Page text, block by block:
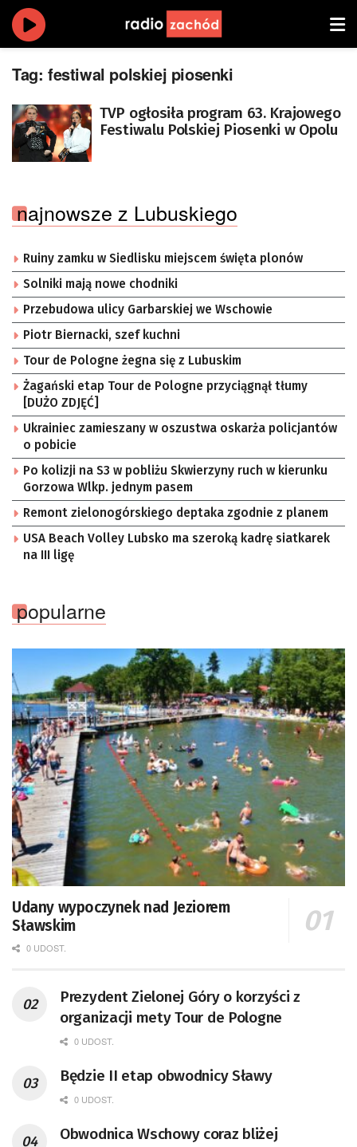
Tag: festiwal polskiej piosenki
TVP ogłosiła program 63. Krajowego
Festiwalu Polskiej Piosenki w Opolu
najnowsze z Lubuskiego
Ruiny zamku w Siedlisku miejscem święta plonów
Solniki mają nowe chodniki
Przebudowa ulicy Garbarskiej we Wschowie
Piotr Biernacki, szef kuchni
Tour de Pologne żegna się z Lubuskim
Żagański etap Tour de Pologne przyciągnął tłumy
[DUŻO ZDJĘĆ]
Ukrainiec zamieszany w oszustwa oskarża policjantów
o pobicie
Po kolizji na S3 w pobliżu Skwierzyny ruch w kierunku
Gorzowa Wlkp. jednym pasem
Remont zielonogórskiego deptaka zgodnie z planem
USA Beach Volley Lubsko ma szeroką kadrę siatkarek
na III ligę
popularne
Udany wypoczynek nad Jeziorem
Sławskim
0 UDOST.
Prezydent Zielonej Góry o korzyści z
organizacji mety Tour de Pologne
0 UDOST.
Będzie II etap obwodnicy Sławy
0 UDOST.
Obwodnica Wschowy coraz bliżej